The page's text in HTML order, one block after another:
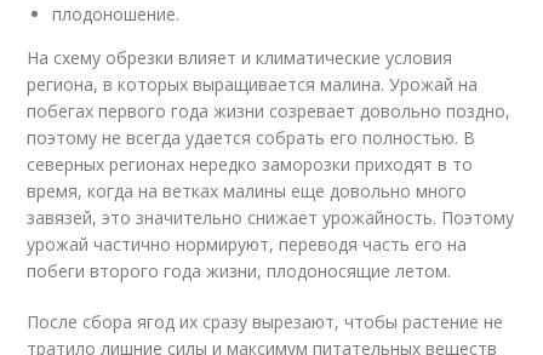
плодоношение.
На схему обрезки влияет и климатические условия
региона, в которых выращивается малина. Урожай на
побегах первого года жизни созревает довольно поздно,
поэтому не всегда удается собрать его полностью. В
северных регионах нередко заморозки приходят в то
время, когда на ветках малины еще довольно много
завязей, это значительно снижает урожайность. Поэтому
урожай частично нормируют, переводя часть его на
побеги второго года жизни, плодоносящие летом.
После сбора ягод их сразу вырезают, чтобы растение не
тратило лишние силы и максимум питательных веществ